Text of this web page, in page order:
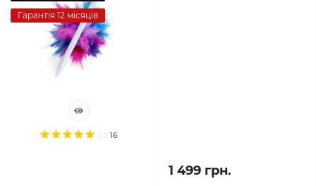
Гарантія 12 місяців
16
1 499 грн.